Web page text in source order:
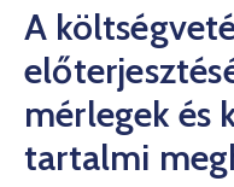
Kultúra
Keresés
A
mérlegek és
tartalmi